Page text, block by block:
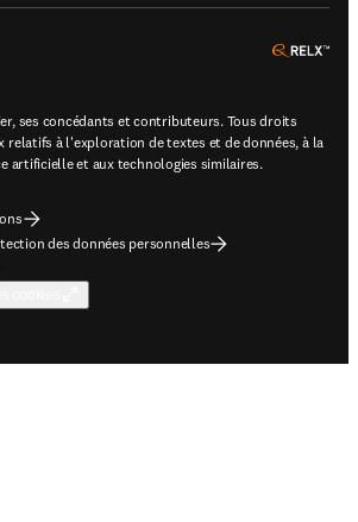
ses concédants et contributeurs. Tous droits
relatifs à l'exploration de textes et de données, à la
artificielle et aux technologies similaires.
des données personnelles